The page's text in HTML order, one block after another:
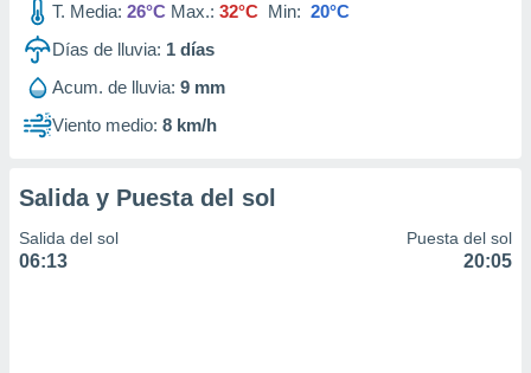
T. Media: 26°C Max.: 32°C Min: 20°C
Días de lluvia: 1 días
Acum. de lluvia: 9 mm
Viento medio: 8 km/h
Salida y Puesta del sol
Salida del sol
06:13
Puesta del sol
20:05